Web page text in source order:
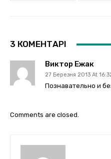
3 КОМЕНТАРІ
Виктор Ежак
27 Березня 2013 At
Познавательно и
Comments are closed.